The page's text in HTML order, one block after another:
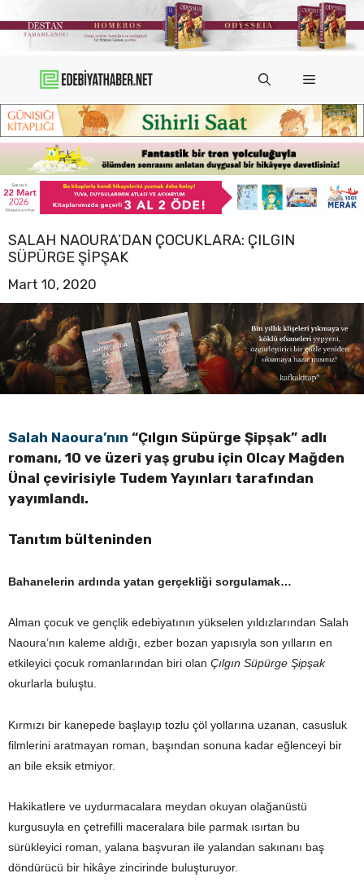
atla
Menü
SALAH NAOURA’DAN ÇOCUKLARA: ÇILGIN
SÜPÜRGE ŞIPŞAK
Mart 10, 2020
Salah Naoura’nın “Çılgın Süpürge Şipşak” adlı
romanı, 10 ve üzeri yaş grubu için Olcay Mağden
Ünal çevirisiyle Tudem Yayınları tarafından
yayımlandı.
Tanıtım bülteninden
Bahanelerin ardında yatan gerçekliği sorgulamak…
Alman çocuk ve gençlik edebiyatının yükselen yıldızlarından Salah
Naoura’nın kaleme aldığı, ezber bozan yapısıyla son yılların en
etkileyici çocuk romanlarından biri olan Çılgın Süpürge Şipşak
okurlarla buluştu.
Kırmızı bir kanepede başlayıp tozlu çöl yollarına uzanan, casusluk
filmlerini aratmayan roman, başından sonuna kadar eğlenceyi bir
an bile eksik etmiyor.
Hakikatlere ve uydurmacalara meydan okuyan olağanüstü
kurgusuyla en çetrefilli maceralara bile parmak ısırtan bu
sürükleyici roman, yalana başvuran ile yalandan sakınanı baş
döndürücü bir hikâye zincirinde buluşturuyor.